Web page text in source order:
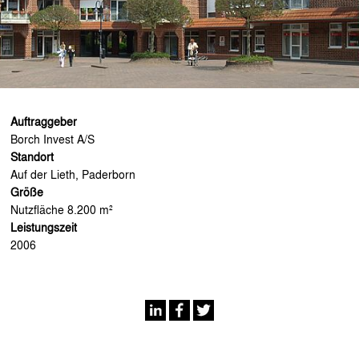
Auftraggeber
Borch Invest A/S
Standort
Auf der Lieth, Paderborn
Größe
Nutzfläche 8.200 m²
Leistungszeit
2006